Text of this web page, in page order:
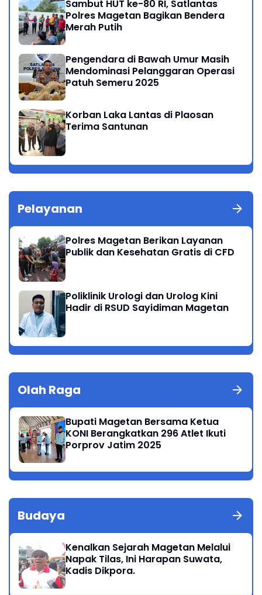
Sambut HUT ke-80 RI, Satlantas
Polres Magetan Bagikan Bendera
Merah Putih
Pengendara di Bawah Umur Masih
Mendominasi Pelanggaran Operasi
Patuh Semeru 2025
Korban Laka Lantas di Plaosan
Terima Santunan
Pelayanan
Polres Magetan Berikan Layanan
Publik dan Kesehatan Gratis di CFD
Poliklinik Urologi dan Urolog Kini
Hadir di RSUD Sayidiman Magetan
Olah Raga
Bupati Magetan Bersama Ketua
KONI Berangkatkan 296 Atlet Ikuti
Porprov Jatim 2025
Budaya
Kenalkan Sejarah Magetan Melalui
Napak Tilas, Ini Harapan Suwata,
Kadis Dikpora.